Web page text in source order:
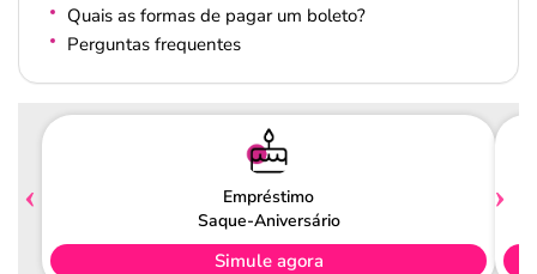
Quais as formas de pagar um boleto?
Perguntas frequentes
Empréstimo
Saque-Aniversário
Simule agora